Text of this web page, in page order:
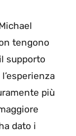
tengono
supporto
più
dato i